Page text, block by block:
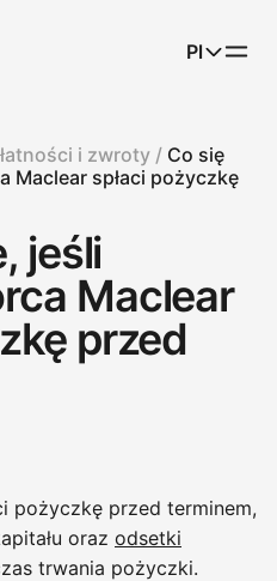
Pl
i zwroty / Co się
Maclear spłaci pożyczkę
jeśli
Maclear
przed
pożyczkę przed terminem,
oraz odsetki
trwania pożyczki.